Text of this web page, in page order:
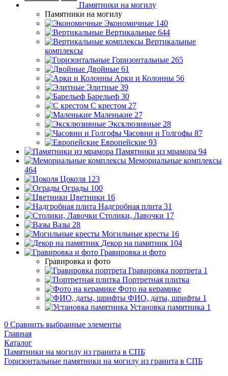
Памятники на могилу
Памятники на могилу
Экономичные 140
Вертикальные 644
Вертикальные
комплексы
Горизонтальные 265
Двойные 61
Арки и Колонны 56
Элитные 39
Барельеф 30
С крестом 27
Маленькие 27
Эксклюзивные 28
Часовни и Голгофы 87
Европейские 93
Памятники из мрамора 94
Мемориальные комплексы
464
Цоколя 123
Ограды 100
Цветники 16
Надгробная плита 31
Столики, Лавочки 17
Вазы 28
Могильные кресты 16
Декор на памятник 104
Гравировка и фото
Гравировка и фото
Гравировка портрета 1
Портретная плитка
Фото на керамике
ФИО, даты, шрифты 1
Установка памятника 1
0 Сравнить выбранные элементы
Главная
Каталог
Памятники на могилу из гранита в СПБ
Горизонтальные памятники на могилу из гранита в СПБ